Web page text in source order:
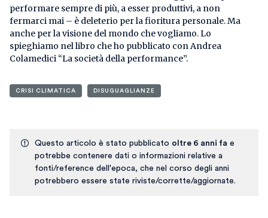
performare sempre di più, a esser produttivi, a non
fermarci mai – è deleterio per la fioritura personale. Ma
anche per la visione del mondo che vogliamo. Lo
spieghiamo nel libro che ho pubblicato con Andrea
Colamedici “La società della performance”.
CRISI CLIMATICA DISUGUAGLIANZE
Questo articolo è stato pubblicato oltre 6 anni fa e
potrebbe contenere dati o informazioni relative a
fonti/reference dell'epoca, che nel corso degli anni
potrebbero essere state riviste/corrette/aggiornate.